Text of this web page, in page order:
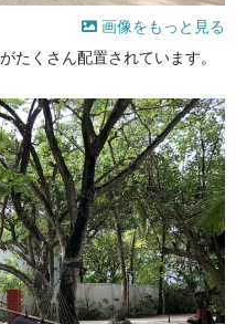
画像をもっと見る
たくさん配置されています。